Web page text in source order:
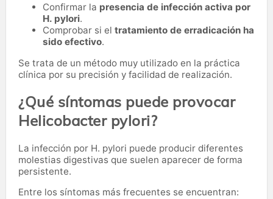
Confirmar la presencia de infección activa por
H. pylori.
Comprobar si el tratamiento de erradicación ha
sido efectivo.
Se trata de un método muy utilizado en la práctica
clínica por su precisión y facilidad de realización.
¿Qué síntomas puede provocar
Helicobacter pylori?
La infección por H. pylori puede producir diferentes
molestias digestivas que suelen aparecer de forma
persistente.
Entre los síntomas más frecuentes se encuentran: